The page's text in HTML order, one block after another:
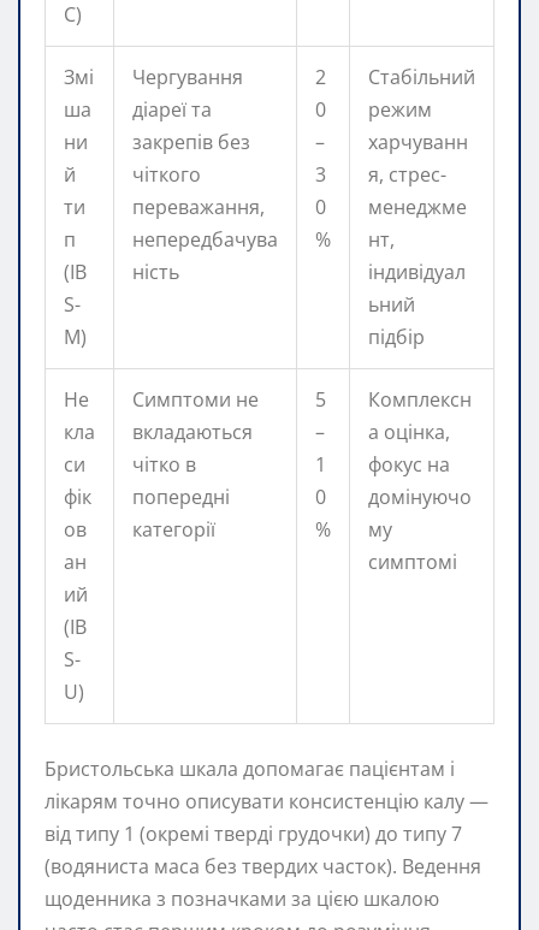
C)
Змі
ша
ни
й
ти
п
(IB
S-
M)
Чергування
діареї та
закрепів без
чіткого
переважання,
непередбачува
ність
2
0
–
3
0
%
Стабільний
режим
харчуванн
я, стрес-
менеджме
нт,
індивідуал
ьний
підбір
Не
кла
си
фік
ов
ан
ий
(IB
S-
U)
Симптоми не
вкладаються
чітко в
попередні
категорії
5
–
1
0
%
Комплексн
а оцінка,
фокус на
домінуючо
му
симптомі
Бристольська шкала допомагає пацієнтам і
лікарям точно описувати консистенцію калу —
від типу 1 (окремі тверді грудочки) до типу 7
(водяниста маса без твердих часток). Ведення
щоденника з позначками за цією шкалою